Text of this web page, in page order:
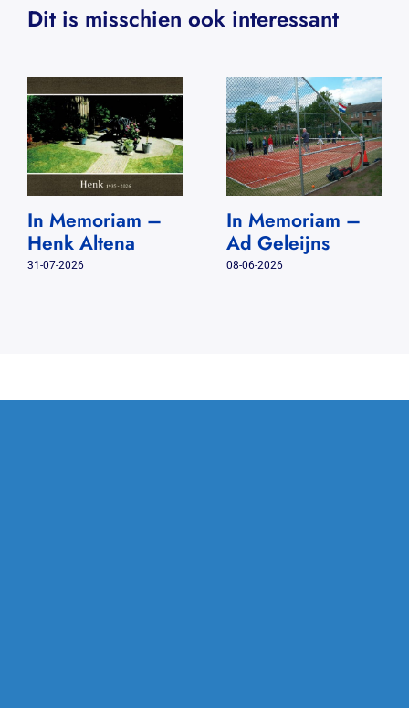
Dit is misschien ook interessant
In Memoriam –
Henk Altena
31-07-2026
In Memoriam –
Ad Geleijns
08-06-2026